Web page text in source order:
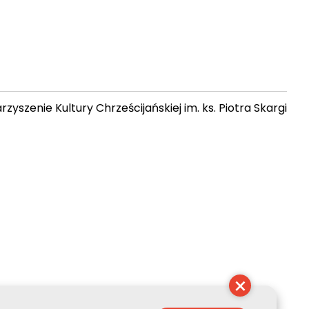
Kultury Chrześcijańskiej im. ks. Piotra Skargi
×